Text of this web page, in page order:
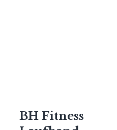
BH Fitness